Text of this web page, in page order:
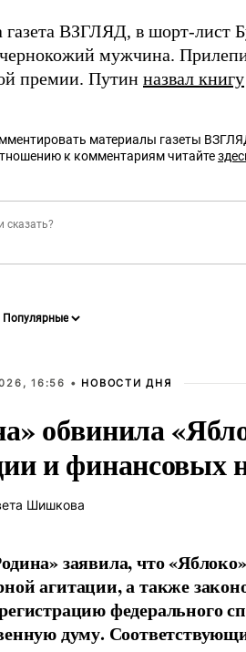
газета ВЗГЛЯД, в шорт-лист
мужчина.
премии. Путин назвал книгу
материалы газеты
к комментариям читайте
16:56 • НОВОСТИ ДНЯ
обвинила
и финансовых
Шишкова
заявила, что
агитации, а также
федерального
думу.